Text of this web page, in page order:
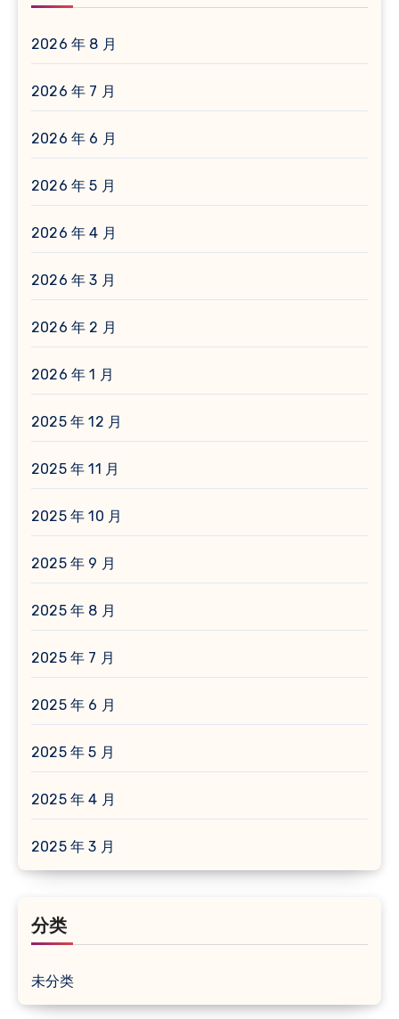
2026 年 8 月
2026 年 7 月
2026 年 6 月
2026 年 5 月
2026 年 4 月
2026 年 3 月
2026 年 2 月
2026 年 1 月
2025 年 12 月
2025 年 11 月
2025 年 10 月
2025 年 9 月
2025 年 8 月
2025 年 7 月
2025 年 6 月
2025 年 5 月
2025 年 4 月
2025 年 3 月
分类
未分类